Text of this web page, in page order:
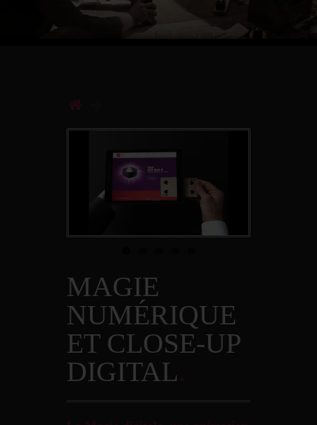
MAGIE
NUMÉRIQUE
ET CLOSE-UP
DIGITAL.